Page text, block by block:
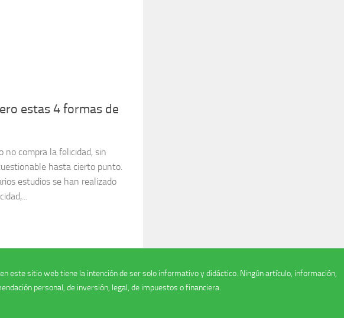
estas 4 formas de
no compra la felicidad, sin
hasta cierto punto.
estudios se han realizado
este sitio web tiene la intención de ser solo informativo y didáctico. Ningún artículo, información,
personal, de inversión, legal, de impuestos o financiera.